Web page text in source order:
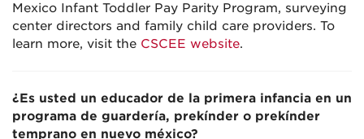
Mexico Infant Toddler Pay Parity Program, surveying
center directors and family child care providers. To
learn more, visit the CSCEE website.
¿Es usted un educador de la primera infancia en un
programa de guardería, prekínder o prekínder
temprano en nuevo méxico?